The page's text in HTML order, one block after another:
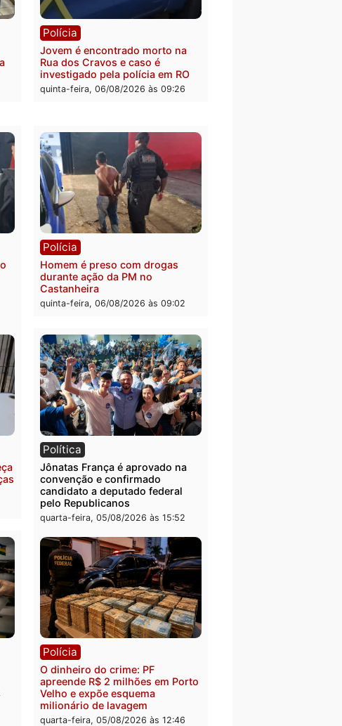
fluvial no
09:27
Polícia
entre caminhão e carro deixa
quatro mortos em Porto Velho
quinta-feira, 06/08/2026 às 20:51
trio na
09:28
Polícia
Rua dos Cravos e caso é
investigado pela polícia em RO
quinta-feira, 06/08/2026 às 09:26
a facção
09:05
Polícia
Homem é preso com drogas
durante ação da PM no
Castanheira
quinta-feira, 06/08/2026 às 09:02
peça
Política
Jônatas França é aprovado na